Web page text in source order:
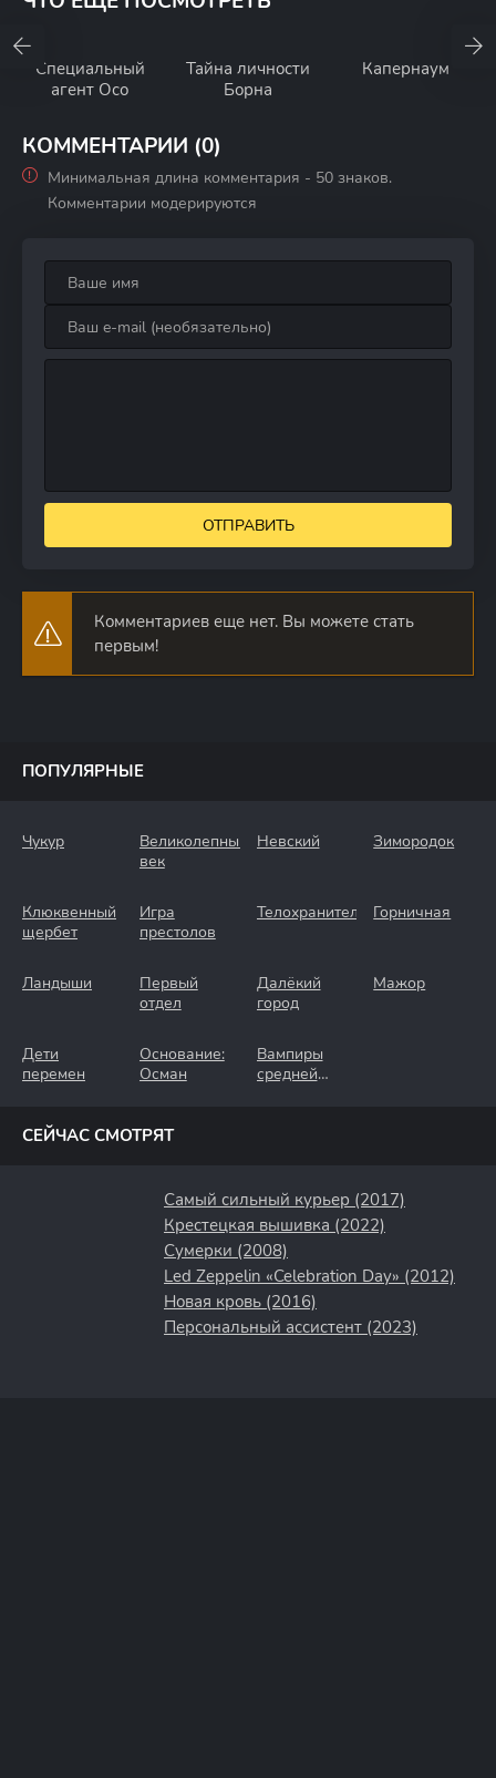
Специальный
агент Осо
Тайна личности
Борна
Капернаум
КОММЕНТАРИИ (0)
Минимальная длина комментария - 50 знаков.
Комментарии модерируются
ОТПРАВИТЬ
Комментариев еще нет. Вы можете стать
первым!
ПОПУЛЯРНЫЕ
Чукур
Великолепный
век
Невский Зимородок
Клюквенный
щербет
Игра
престолов
Телохранители Горничная
Ландыши
Первый
отдел
Далёкий
город
Мажор
Дети
перемен
Основание:
Осман
Вампиры
средней
СЕЙЧАС СМОТРЯТ
Самый сильный курьер (2017)
Крестецкая вышивка (2022)
Сумерки (2008)
Led Zeppelin «Celebration Day» (2012)
Новая кровь (2016)
Персональный ассистент (2023)